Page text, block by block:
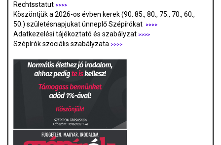
Rechtsstatut >>>>
Köszöntjük a 2026-os évben kerek (90. 85., 80., 75., 70., 60.,
50.) születésnapjukat ünneplő Szépírókat
>>>>
Adatkezelési tájékoztató és szabályzat >>>>
Szépírók szociális szabályzata >>>>